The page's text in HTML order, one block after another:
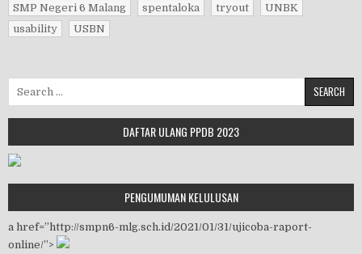
SMP Negeri 6 Malang
spentaloka tryout
UNBK
usability
USBN
DAFTAR ULANG PPDB 2023
PENGUMUMAN KELULUSAN
a href=”http://smpn6-mlg.sch.id/2021/01/31/ujicoba-raport-
online/”>